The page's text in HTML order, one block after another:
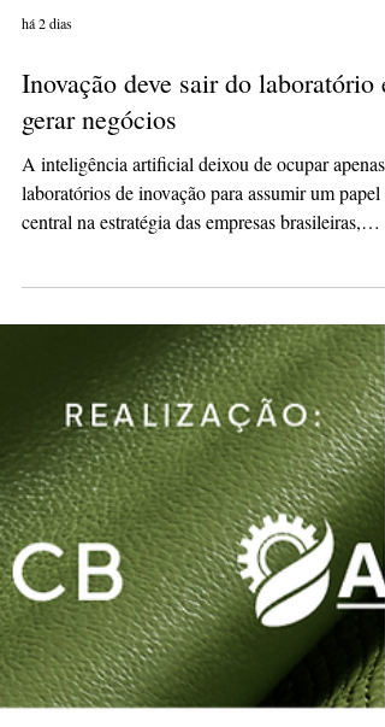
Inovação deve sair do laboratório e
A inteligência artificial deixou de ocupar apenas
laboratórios de inovação para assumir um papel
central na estratégia das empresas brasileiras,
impulsionando novos modelos de negócio,
acelerando o desenvolvimento de produtos,
ampliando a competitividade internacional e
apoiando a transição para uma economia de baixo
carbono. Esse foi o consenso do painel que
Antonio Carnielli Junior, diretor sênior de
Desenvolvimento Técnico da Volkswagen do
Brasil; Dimas Douglas Tome